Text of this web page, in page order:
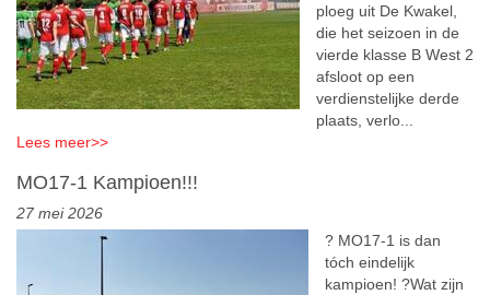
ploeg uit De Kwakel,
die het seizoen in de
vierde klasse B West 2
afsloot op een
verdienstelijke derde
plaats, verlo...
Lees meer>>
MO17-1 Kampioen!!!
27 mei 2026
? MO17-1 is dan
tóch eindelijk
kampioen! ?Wat zijn